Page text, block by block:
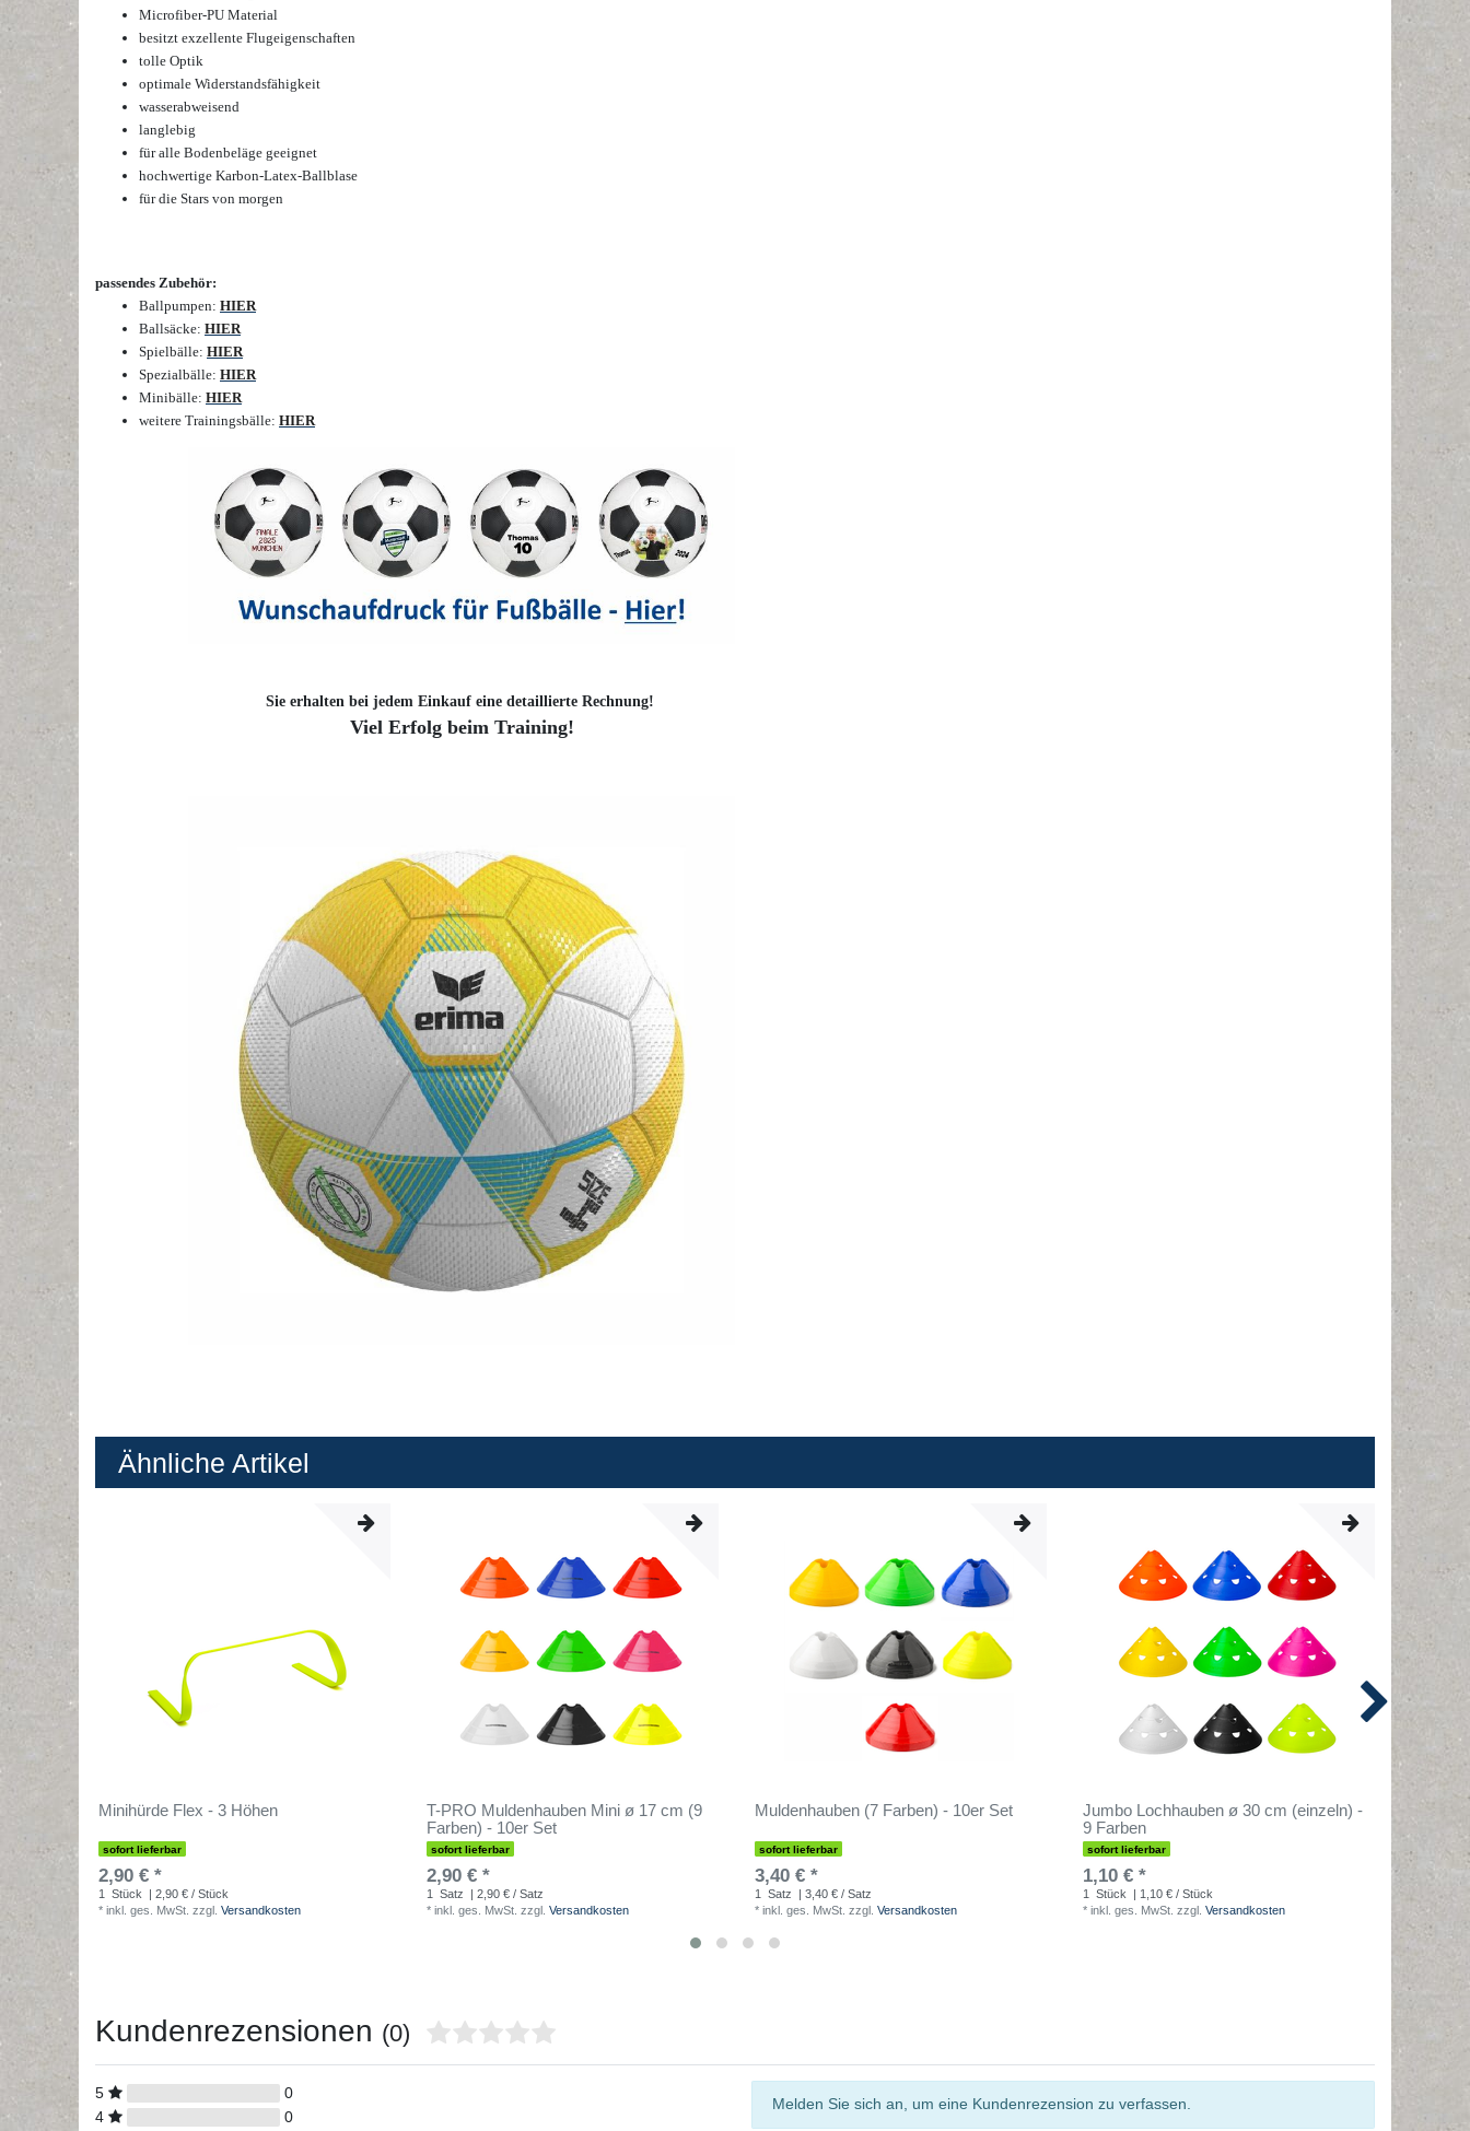
Microfiber-PU Material
besitzt exzellente Flugeigenschaften
tolle Optik
optimale Widerstandsfähigkeit
wasserabweisend
langlebig
für alle Bodenbeläge geeignet
hochwertige Karbon-Latex-Ballblase
für die Stars von morgen
passendes Zubehör:
Ballpumpen: HIER
Ballsäcke: HIER
Spielbälle: HIER
Spezialbälle: HIER
Minibälle: HIER
weitere Trainingsbälle: HIER
Sie erhalten bei jedem Einkauf eine detaillierte Rechnung!
Viel Erfolg beim Training!
Ähnliche Artikel
Minihürde Flex - 3 Höhen
sofort lieferbar
2,90 € *
1 Stück
| 2,90 € / Stück
* inkl. ges. MwSt. zzgl. Versandkosten
T-PRO Muldenhauben Mini ø 17 cm (9
Farben) - 10er Set
sofort lieferbar
2,90 € *
1 Satz
| 2,90 € / Satz
* inkl. ges. MwSt. zzgl. Versandkosten
Muldenhauben (7 Farben) - 10er Set
sofort lieferbar
3,40 € *
1 Satz
| 3,40 € / Satz
* inkl. ges. MwSt. zzgl. Versandkosten
Jumbo Lochhauben ø 30 cm (einzeln) -
9 Farben
sofort lieferbar
1,10 € *
1 Stück
| 1,10 € / Stück
* inkl. ges. MwSt. zzgl. Versandkosten
10er Set
7,90 €
Kundenrezensionen (0)
5
0
4
0
Melden Sie sich an, um eine Kundenrezension zu verfassen.